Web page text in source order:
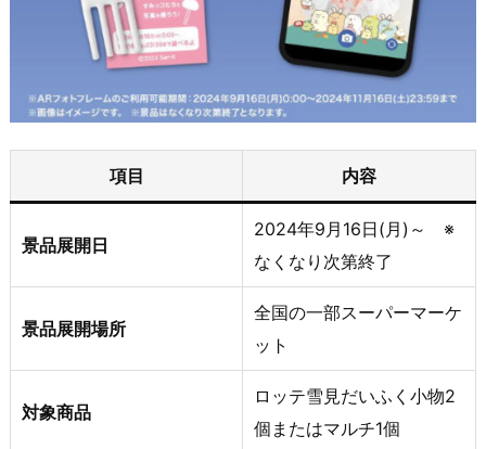
項目 内容
景品展開日
2024年9月16日(月)～ ※
なくなり次第終了
景品展開場所
全国の一部スーパーマーケ
ット
対象商品
ロッテ雪見だいふく小物2
個またはマルチ1個